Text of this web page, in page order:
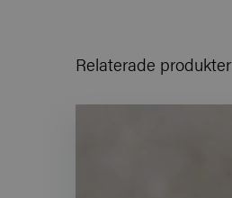
Relaterade produkter